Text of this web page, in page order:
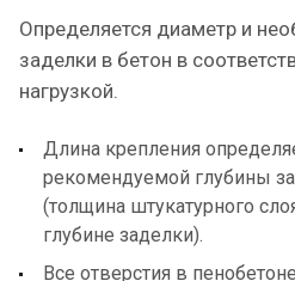
Определяется диаметр и
заделки в бетон в
нагрузкой.
Длина крепления
рекомендуемой глубины
(толщина штукатурного
глубине заделки).
Все отверстия в